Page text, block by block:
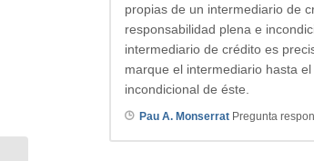
propias de un intermediario de
responsabilidad plena e
intermediario de crédito es
marque el intermediario hasta
incondicional de éste.
Pau A. Monserrat Pregunta